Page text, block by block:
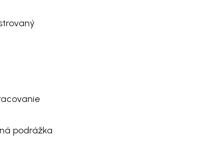
podrážka